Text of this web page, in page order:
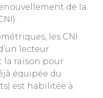
de la
les CNI
lecteur
la raison pour
équipée du
est habilitée à